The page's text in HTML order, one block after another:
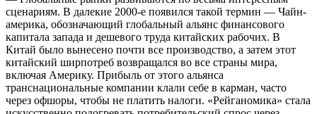
сценариям. В далекие 2000-е появился такой термин — Чайн-
америка, обозначающий глобальный альянс финансового
капитала запада и дешевого труда китайских рабочих. В
Китай было вынесено почти все производство, а затем этот
китайский ширпотреб возвращался во все страны мира,
включая Америку. Прибыль от этого альянса
транснациональные компании клали себе в карман, часто
через офшоры, чтобы не платить налоги. «Рейганомика» стала